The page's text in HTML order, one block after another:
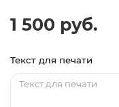
1 500 руб.
Текст для печати